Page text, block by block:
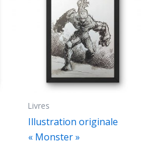
Livres
Illustration originale
« Monster »